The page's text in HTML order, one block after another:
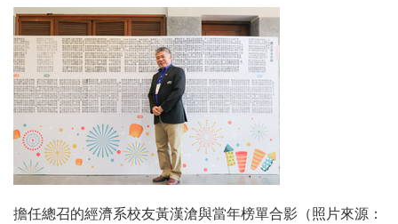
擔任總召的經濟系校友黃漢滄與當年榜單合影（照片來源：